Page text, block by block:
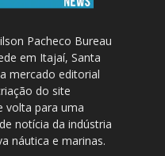
Pacheco Bureau
em Itajaí, Santa
mercado editorial
do site
volta para uma
notícia da indústria
náutica e marinas.